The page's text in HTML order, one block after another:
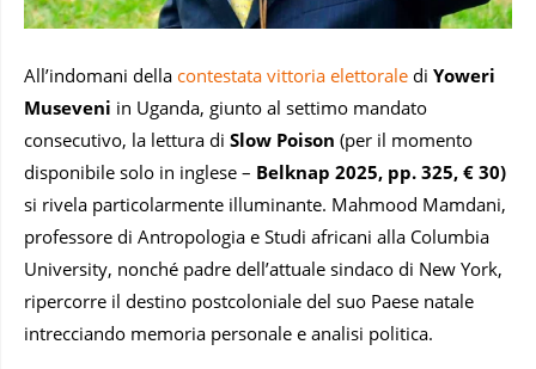
All’indomani della contestata vittoria elettorale di Yoweri
Museveni in Uganda, giunto al settimo mandato
consecutivo, la lettura di Slow Poison (per il momento
disponibile solo in inglese – Belknap 2025, pp. 325, € 30)
si rivela particolarmente illuminante. Mahmood Mamdani,
professore di Antropologia e Studi africani alla Columbia
University, nonché padre dell’attuale sindaco di New York,
ripercorre il destino postcoloniale del suo Paese natale
intrecciando memoria personale e analisi politica.